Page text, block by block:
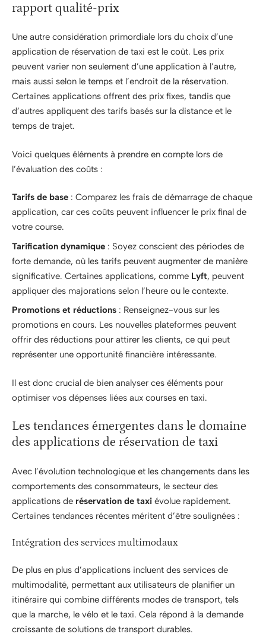
rapport qualité-prix
Une autre considération primordiale lors du choix d’une
application de réservation de taxi est le coût. Les prix
peuvent varier non seulement d’une application à l’autre,
mais aussi selon le temps et l’endroit de la réservation.
Certaines applications offrent des prix fixes, tandis que
d’autres appliquent des tarifs basés sur la distance et le
temps de trajet.
Voici quelques éléments à prendre en compte lors de
l’évaluation des coûts :
Tarifs de base : Comparez les frais de démarrage de chaque
application, car ces coûts peuvent influencer le prix final de
votre course.
Tarification dynamique : Soyez conscient des périodes de
forte demande, où les tarifs peuvent augmenter de manière
significative. Certaines applications, comme Lyft, peuvent
appliquer des majorations selon l’heure ou le contexte.
Promotions et réductions : Renseignez-vous sur les
promotions en cours. Les nouvelles plateformes peuvent
offrir des réductions pour attirer les clients, ce qui peut
représenter une opportunité financière intéressante.
Il est donc crucial de bien analyser ces éléments pour
optimiser vos dépenses liées aux courses en taxi.
Les tendances émergentes dans le domaine
des applications de réservation de taxi
Avec l’évolution technologique et les changements dans les
comportements des consommateurs, le secteur des
applications de réservation de taxi évolue rapidement.
Certaines tendances récentes méritent d’être soulignées :
Intégration des services multimodaux
De plus en plus d’applications incluent des services de
multimodalité, permettant aux utilisateurs de planifier un
itinéraire qui combine différents modes de transport, tels
que la marche, le vélo et le taxi. Cela répond à la demande
croissante de solutions de transport durables.